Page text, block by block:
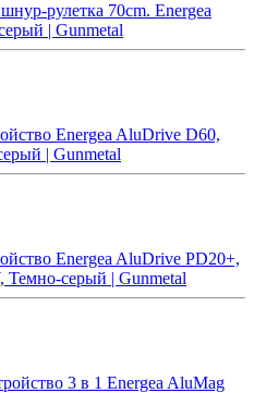
рулетка 70cm. Energea
| Gunmetal
Energea AluDrive D60,
| Gunmetal
Energea AluDrive PD20+,
серый | Gunmetal
3 в 1 Energea AluMag